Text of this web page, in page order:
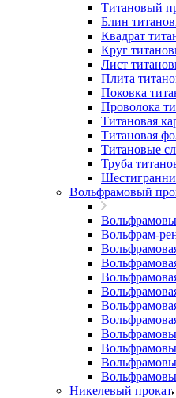
Титановый
Блин
Квадрат
Круг
Лист
Плита
Поковка
Проволока
Титановая
Титановая
Титановые
Труба
Вольфрамовый
Вольфрам-
Никелевый прокат